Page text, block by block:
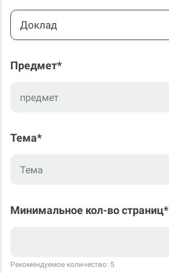
Доклад
Предмет*
Тема*
Минимальное кол-во страниц*
Рекомендуемое количество: 5